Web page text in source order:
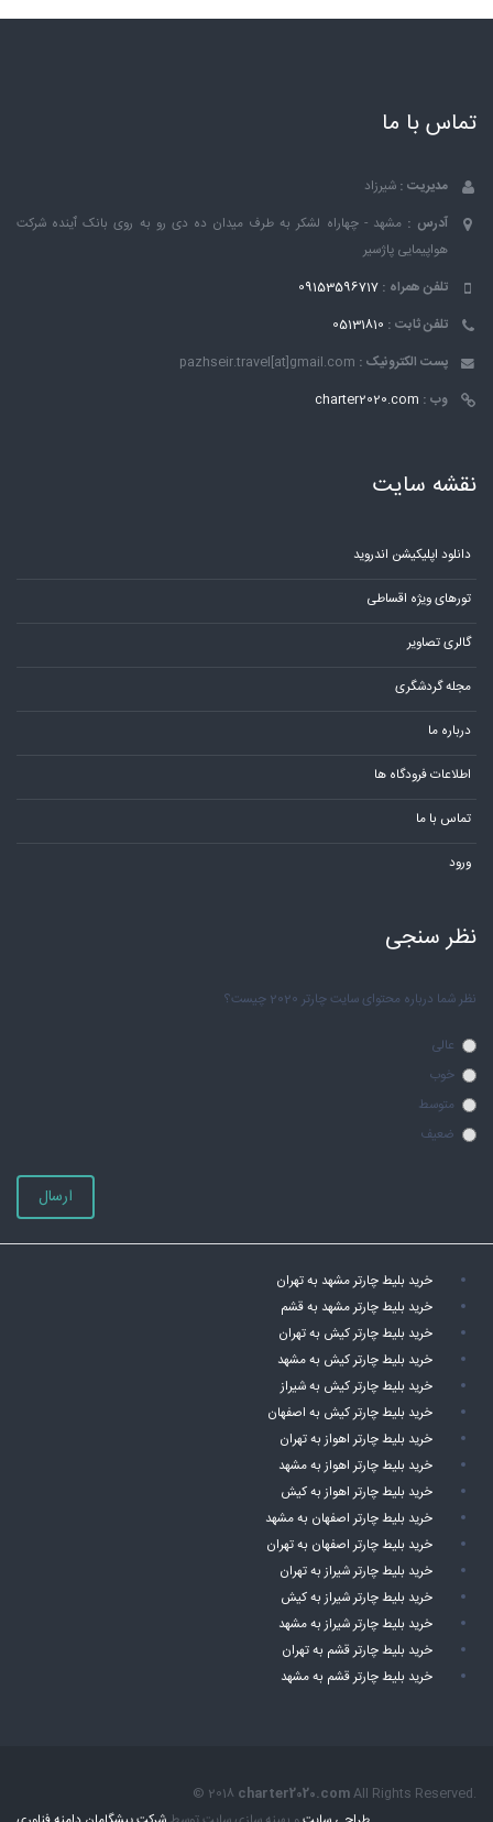
تماس با ما
مدیریت : شیرزاد
آدرس : مشهد - چهاراه لشکر به طرف میدان ده دی رو به روی بانک ٱینده شرکت
هواپیمایی پاژسیر
تلفن همراه : 09153596717
تلفن ثابت : 05131810
پست الکترونیک : pazhseir.travel[at]gmail.com
وب : charter2020.com
نقشه سایت
دانلود اپلیکیشن اندروید
تورهای ویژه اقساطی
گالری تصاویر
مجله گردشگری
درباره ما
اطلاعات فرودگاه ها
تماس با ما
ورود
نظر سنجی
نظر شما درباره محتوای سایت چارتر 2020 چیست؟
عالی
خوب
متوسط
ضعیف
ارسال
خرید بلیط چارتر مشهد به تهران
خرید بلیط چارتر مشهد به قشم
خرید بلیط چارتر کیش به تهران
خرید بلیط چارتر کیش به مشهد
خرید بلیط چارتر کیش به شیراز
خرید بلیط چارتر کیش به اصفهان
خرید بلیط چارتر اهواز به تهران
خرید بلیط چارتر اهواز به مشهد
خرید بلیط چارتر اهواز به کیش
خرید بلیط چارتر اصفهان به مشهد
خرید بلیط چارتر اصفهان به تهران
خرید بلیط چارتر شیراز به تهران
خرید بلیط چارتر شیراز به کیش
خرید بلیط چارتر شیراز به مشهد
خرید بلیط چارتر قشم به تهران
خرید بلیط چارتر قشم به مشهد
© 2018 charter2020.comAll Rights Reserved.